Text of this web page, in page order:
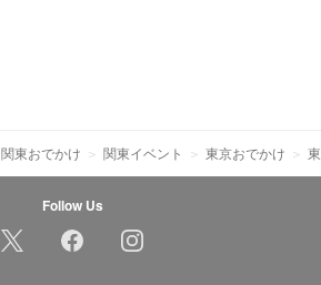
関東おでかけ 関東イベント 東京おでかけ
Follow Us